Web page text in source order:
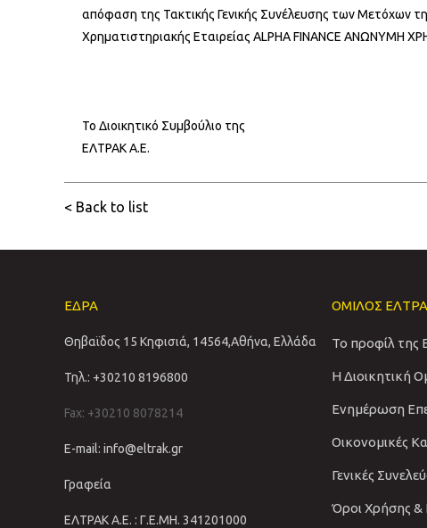
απόφαση της Τακτικής Γενικής Συνέλευσης των Μετόχων
Χρηματιστηριακής Εταιρείας ALPHA FINANCE ΑΝΩΝΥΜΗ
Το Διοικητικό Συμβούλιο της
ΕΛΤΡΑΚ Α.Ε.
< Back to list
ΕΔΡΑ
Θηβαϊδος 15 Κηφισιά, 14564,Αθήνα, Ελλάδα
Τηλ.: +30210 8196800
Fax: +30210 8078214
E-mail: info@eltrak.gr
Γραφεία
ΕΛΤΡΑΚ Α.Ε. : Γ.Ε.ΜΗ. 341201000
ΟΜΙΛΟΣ
Το προφίλ της
Η Διοικητική
Ενημέρωση
Οικονομικές
Γενικές
Όροι Χρήσης